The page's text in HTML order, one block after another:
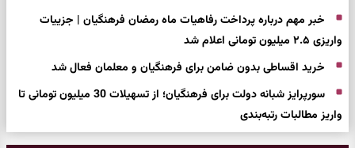
خبر مهم درباره پرداخت رفاهیات ماه رمضان فرهنگیان | جزییات
واریزی ۲.۵ میلیون تومانی اعلام شد
خرید اقساطی بدون ضامن برای فرهنگیان و معلمان فعال شد
سورپرایز شبانه دولت برای فرهنگیان؛ از تسهیلات 30 میلیون تومانی تا
واریز مطالبات رتبه‌بندی